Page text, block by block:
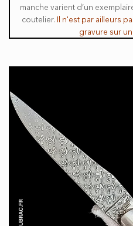
manche varient d’un
coutelier.
Il n'est par ailleurs
gravure sur